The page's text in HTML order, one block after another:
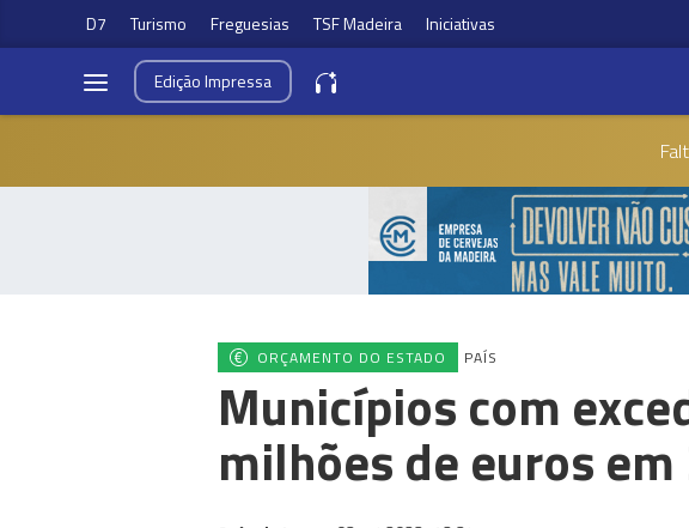
D7 Turismo Freguesias TSF Madeira Iniciativas
EdiçãoImpressa
ORÇAMENTO DO ESTADO PAÍS
Municípios com
milhões de euros